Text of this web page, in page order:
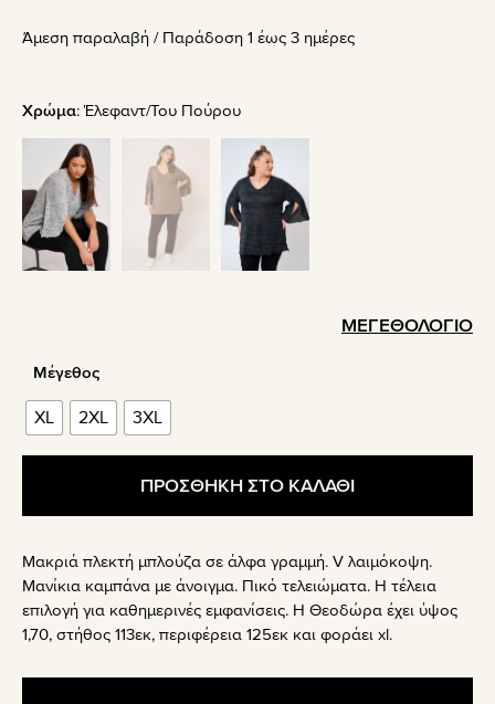
was:
τιμή
19.50€.
Άμεση παραλαβή / Παράδoση 1 έως 3 ημέρες
Χρώμα: Έλεφαντ/Του Πούρου
ΜΕΓΕΘΟΛΟΓΙΟ
Μέγεθος
XL 2XL 3XL
ΠΡΟΣΘΗΚΗ ΣΤΟ ΚΑΛΑΘΙ
Μακριά πλεκτή μπλούζα σε άλφα γραμμή. V λαιμόκοψη.
Μανίκια καμπάνα με άνοιγμα. Πικό τελειώματα. Η τέλεια
επιλογή για καθημερινές εμφανίσεις. Η Θεοδώρα έχει ύψος
1,70, στήθος 113εκ, περιφέρεια 125εκ και φοράει xl.